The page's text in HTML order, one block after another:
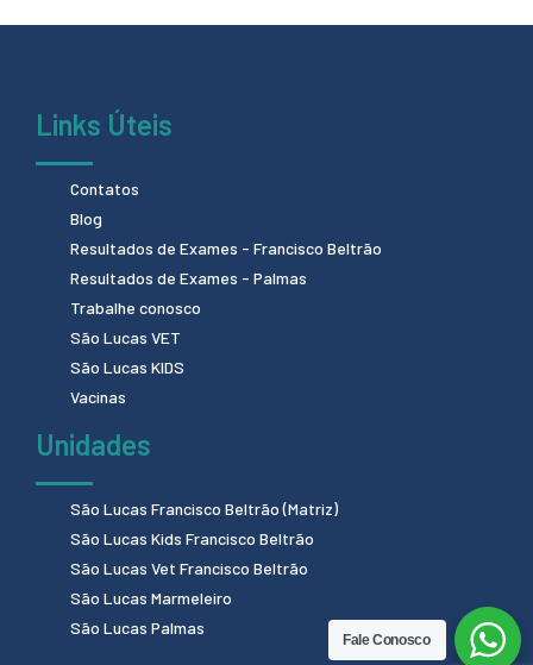
Links Úteis
Contatos
Blog
Resultados de Exames - Francisco Beltrão
Resultados de Exames - Palmas
Trabalhe conosco
São Lucas VET
São Lucas KIDS
Vacinas
Unidades
São Lucas Francisco Beltrão (Matriz)
São Lucas Kids Francisco Beltrão
São Lucas Vet Francisco Beltrão
São Lucas Marmeleiro
São Lucas Palmas
Fale Conosco